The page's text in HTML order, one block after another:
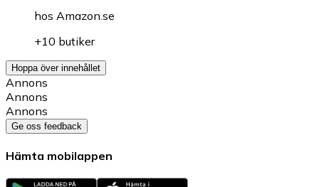
hos Amazon.se
+10 butiker
Hoppa över innehållet
Annons
Annons
Annons
Ge oss feedback
Hämta mobilappen